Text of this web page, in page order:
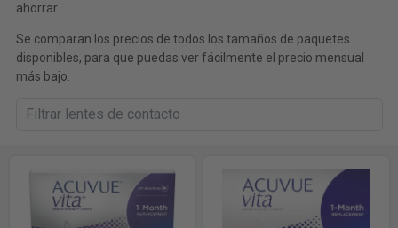
ahorrar.
Se comparan los precios de todos los tamaños de paquetes
disponibles, para que puedas ver fácilmente el precio mensual
más bajo.